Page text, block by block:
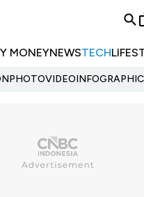
MONEYNEWSTECH
PHOTOVIDEOINFOGRAPHIC